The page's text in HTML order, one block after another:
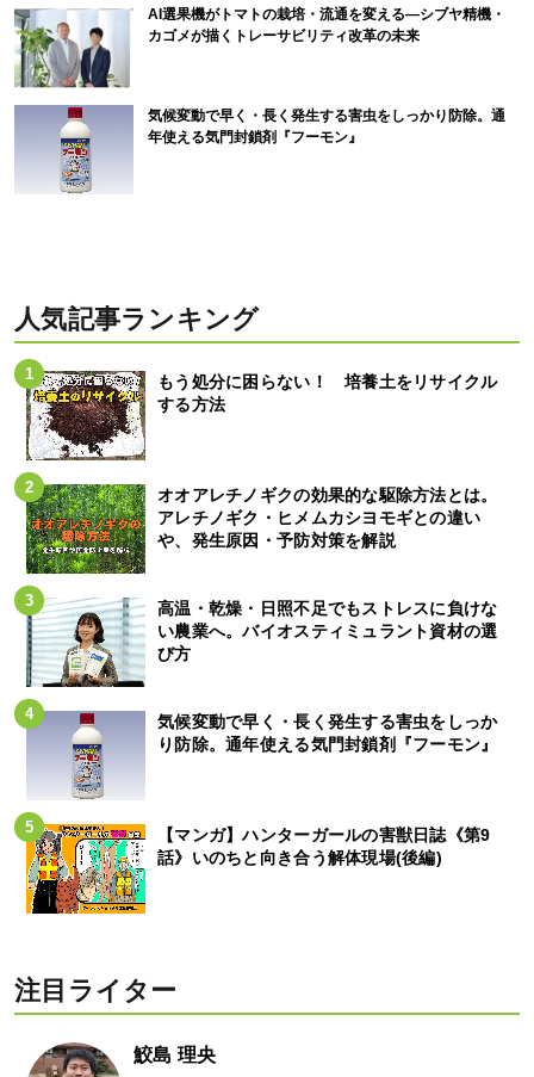
AI選果機がトマトの栽培・流通を変える―シブヤ精機・
カゴメが描くトレーサビリティ改革の未来
気候変動で早く・長く発生する害虫をしっかり防除。通
年使える気門封鎖剤『フーモン』
人気記事ランキング
もう処分に困らない！ 培養土をリサイクル
する方法
オオアレチノギクの効果的な駆除方法とは。
アレチノギク・ヒメムカシヨモギとの違い
や、発生原因・予防対策を解説
高温・乾燥・日照不足でもストレスに負けな
い農業へ。バイオスティミュラント資材の選
び方
気候変動で早く・長く発生する害虫をしっか
り防除。通年使える気門封鎖剤『フーモン』
【マンガ】ハンターガールの害獣日誌《第9
話》いのちと向き合う解体現場(後編)
注目ライター
鮫島 理央